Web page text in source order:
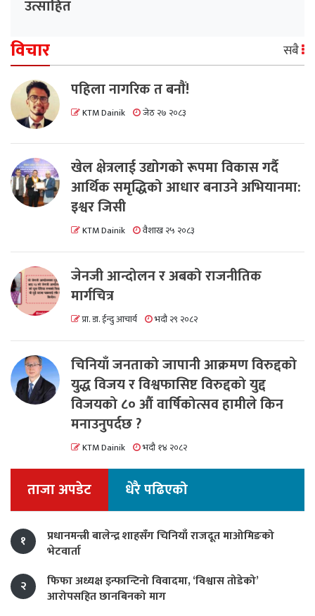
उत्साहित
विचार सबै
पहिला नागरिक त बनाैं!
KTM Dainik जेठ २७ २०८३
खेल क्षेत्रलाई उद्योगको रूपमा विकास गर्दै
आर्थिक समृद्धिको आधार बनाउने अभियानमा:
इश्वर जिसी
KTM Dainik वैशाख २५ २०८३
जेनजी आन्दोलन र अबको राजनीतिक
मार्गचित्र
प्रा. डा. ईन्दु आचार्य भदौ २९ २०८२
चिनियाँ जनताको जापानी आक्रमण विरुद्दको
युद्ध विजय र विश्वफासिष्ट विरुद्दको युद्द
विजयको ८० औं वार्षिकोत्सव हामीले किन
मनाउनुपर्दछ ?
KTM Dainik भदौ १४ २०८२
ताजा अपडेट धेरै पढिएको
१
प्रधानमन्त्री बालेन्द्र शाहसँग चिनियाँ राजदूत माओमिङको
भेटवार्ता
२
फिफा अध्यक्ष इन्फान्टिनो विवादमा, ‘विश्वास तोडेको’
आरोपसहित छानबिनको माग